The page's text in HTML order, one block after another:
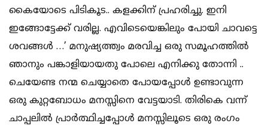
കൈയോടെ പിടികൂട.. കളക്കിന് പ്രഹരിച്ചു. ഇനി
ഇങ്ങോട്ടേക്ക് വരില്ല. എവിടെയെങ്കിലും പോയി ചാവട്ടെ
ശവങ്ങൾ …’ മനുഷ്യത്ത്വം മരവിച്ച ഒരു സമൂഹത്തിൽ
ഞാനും പങ്കാളിയായതു പോലെ എനിക്കു തോന്നി ..
ചെയേണ്ട നന്മ ചെയ്യാതെ പോയപ്പോൾ ഉണ്ടാവുന്ന
ഒരു കുറ്റബോധം മനസ്സിനെ വേട്ടയാടി. തിരികെ വന്ന്
ചാപ്പലിൽ പ്രാർത്ഥിച്ചപ്പോൾ മനസ്സിലൂടെ ഒരു രംഗം